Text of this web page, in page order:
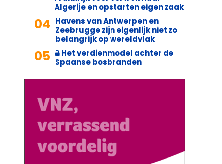
Algerije en opstarten eigen zaak
04 Havens van Antwerpen en
Zeebrugge zijn eigenlijk niet zo
belangrijk op wereldvlak
05
Het verdienmodel achter de
Spaanse bosbranden